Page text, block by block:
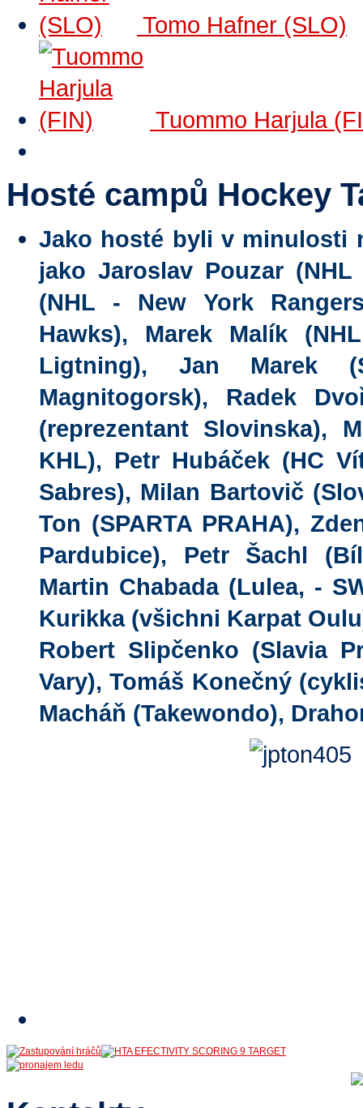
Tomo Hafner (SLO)
Tuommo Harjula
Hosté campů Hockey
Jako hosté byli v minulosti
jako Jaroslav Pouzar
(NHL - New York
Hawks), Marek Malík
Ligtning), Jan Marek
Magnitogorsk), Radek
(reprezentant Slovinska),
KHL), Petr Hubáček (HC
Sabres), Milan Bartovič
Ton (SPARTA PRAHA),
Pardubice), Petr Šachl
Martin Chabada (Lulea, -
Kurikka (všichni Karpat
Robert Slipčenko (Slavia
Vary), Tomáš Konečný
Macháň (Takewondo),